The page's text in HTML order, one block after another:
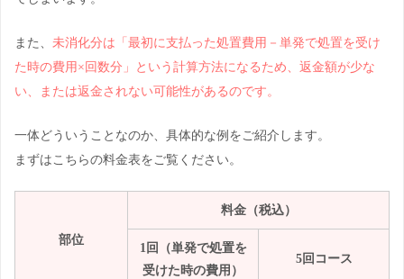
また、 未消化分は「最初に支払った処置費用－単発で処置を受け
た時の費用×回数分」という計算方法になるため、返金額が少な
い、または返金されない可能性があるのです。
一体どういうことなのか、具体的な例をご紹介します。
まずはこちらの料金表をご覧ください。
部位
料金（税込）
1回（単発で処置を
受けた時の費用）
5回コース